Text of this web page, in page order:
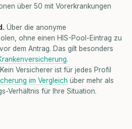
über 50 mit Vorerkrankungen
Über die anonyme
ohne einen HIS-Pool-Eintrag zu
dem Antrag. Das gilt besonders
.
Kein Versicherer ist für jedes Profil
im Vergleich über mehr als
Verhältnis für Ihre Situation.